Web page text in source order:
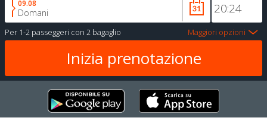
09.08
Domani
Per 1-2 passeggeri con 2 bagaglio Maggiori opzioni